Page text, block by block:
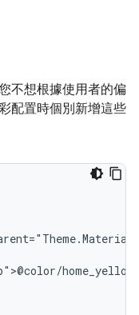
不想根據使用者的偏
配置時個別新增這些